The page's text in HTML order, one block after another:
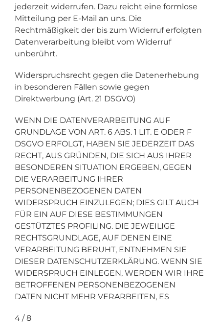
jederzeit widerrufen. Dazu reicht eine formlose
Mitteilung per E-Mail an uns. Die
Rechtmäßigkeit der bis zum Widerruf erfolgten
Datenverarbeitung bleibt vom Widerruf
unberührt.
Widerspruchsrecht gegen die Datenerhebung
in besonderen Fällen sowie gegen
Direktwerbung (Art. 21 DSGVO)
WENN DIE DATENVERARBEITUNG AUF
GRUNDLAGE VON ART. 6 ABS. 1 LIT. E ODER F
DSGVO ERFOLGT, HABEN SIE JEDERZEIT DAS
RECHT, AUS GRÜNDEN, DIE SICH AUS IHRER
BESONDEREN SITUATION ERGEBEN, GEGEN
DIE VERARBEITUNG IHRER
PERSONENBEZOGENEN DATEN
WIDERSPRUCH EINZULEGEN; DIES GILT AUCH
FÜR EIN AUF DIESE BESTIMMUNGEN
GESTÜTZTES PROFILING. DIE JEWEILIGE
RECHTSGRUNDLAGE, AUF DENEN EINE
VERARBEITUNG BERUHT, ENTNEHMEN SIE
DIESER DATENSCHUTZERKLÄRUNG. WENN SIE
WIDERSPRUCH EINLEGEN, WERDEN WIR IHRE
BETROFFENEN PERSONENBEZOGENEN
DATEN NICHT MEHR VERARBEITEN, ES
4 / 8